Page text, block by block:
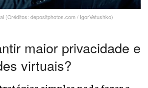
(Créditos: depositphotos.com / IgorVetushko)
maior privacidade e
virtuais?